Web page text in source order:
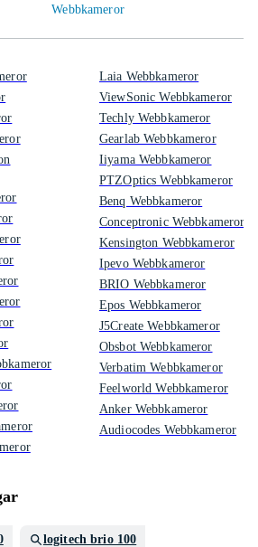
Webbkameror
Laia Webbkameror
ViewSonic Webbkameror
Techly Webbkameror
Gearlab Webbkameror
Iiyama Webbkameror
PTZOptics Webbkameror
Benq Webbkameror
Conceptronic Webbkameror
Kensington Webbkameror
Ipevo Webbkameror
BRIO Webbkameror
Epos Webbkameror
J5Create Webbkameror
Obsbot Webbkameror
Verbatim Webbkameror
Feelworld Webbkameror
Anker Webbkameror
Audiocodes Webbkameror
logitech brio 100